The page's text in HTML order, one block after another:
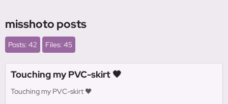
misshoto posts
Posts: 42 Files: 45
Touching my PVC-skirt 🖤
Touching my PVC-skirt 🖤